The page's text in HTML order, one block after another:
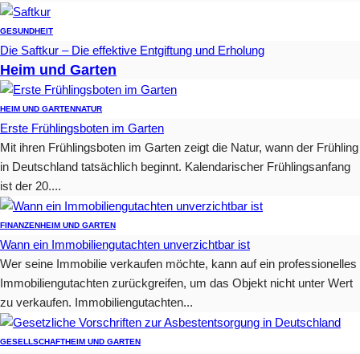
GESUNDHEIT
Die Saftkur – Die effektive Entgiftung und Erholung
Heim und Garten
HEIM UND GARTEN NATUR
Erste Frühlingsboten im Garten
Mit ihren Frühlingsboten im Garten zeigt die Natur, wann der Frühling
in Deutschland tatsächlich beginnt. Kalendarischer Frühlingsanfang
ist der 20....
FINANZEN HEIM UND GARTEN
Wann ein Immobiliengutachten unverzichtbar ist
Wer seine Immobilie verkaufen möchte, kann auf ein professionelles
Immobiliengutachten zurückgreifen, um das Objekt nicht unter Wert
zu verkaufen. Immobiliengutachten...
GESELLSCHAFTHEIM UND GARTEN